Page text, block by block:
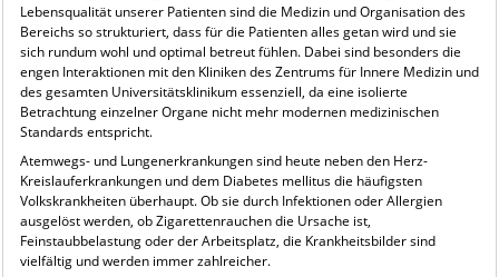
Lebensqualität unserer Patienten sind die Medizin und Organisation des
Bereichs so strukturiert, dass für die Patienten alles getan wird und sie
sich rundum wohl und optimal betreut fühlen. Dabei sind besonders die
engen Interaktionen mit den Kliniken des Zentrums für Innere Medizin und
des gesamten Universitätsklinikum essenziell, da eine isolierte
Betrachtung einzelner Organe nicht mehr modernen medizinischen
Standards entspricht.
Atemwegs- und Lungenerkrankungen sind heute neben den Herz-
Kreislauferkrankungen und dem Diabetes mellitus die häufigsten
Volkskrankheiten überhaupt. Ob sie durch Infektionen oder Allergien
ausgelöst werden, ob Zigarettenrauchen die Ursache ist,
Feinstaubbelastung oder der Arbeitsplatz, die Krankheitsbilder sind
vielfältig und werden immer zahlreicher.